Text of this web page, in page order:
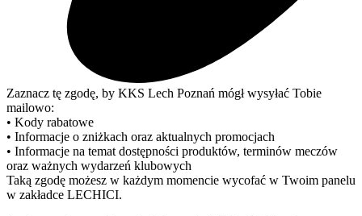
Zaznacz tę zgodę, by KKS Lech Poznań mógł wysyłać Tobie
mailowo:
• Kody rabatowe
• Informacje o zniżkach oraz aktualnych promocjach
• Informacje na temat dostępności produktów, terminów meczów
oraz ważnych wydarzeń klubowych
Taką zgodę możesz w każdym momencie wycofać w Twoim panelu
w zakładce LECHICI.